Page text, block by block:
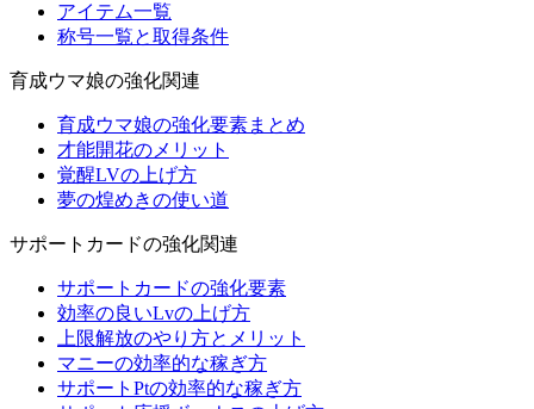
アイテム一覧
称号一覧と取得条件
育成ウマ娘の強化関連
育成ウマ娘の強化要素まとめ
才能開花のメリット
覚醒LVの上げ方
夢の煌めきの使い道
サポートカードの強化関連
サポートカードの強化要素
効率の良いLvの上げ方
上限解放のやり方とメリット
マニーの効率的な稼ぎ方
サポートPtの効率的な稼ぎ方